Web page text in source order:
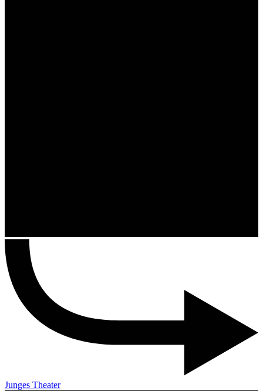
Junges Theater